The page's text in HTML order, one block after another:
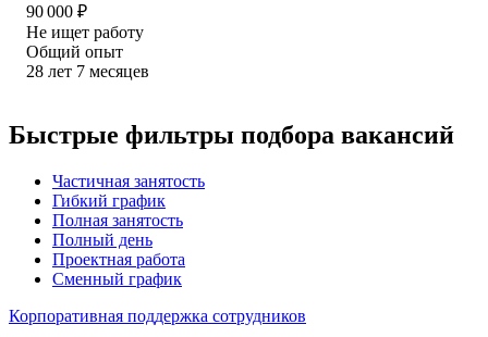
90 000 ₽
Не ищет работу
Общий опыт
28 лет 7 месяцев
Быстрые фильтры подбора вакансий
Частичная занятость
Гибкий график
Полная занятость
Полный день
Проектная работа
Сменный график
Корпоративная поддержка сотрудников